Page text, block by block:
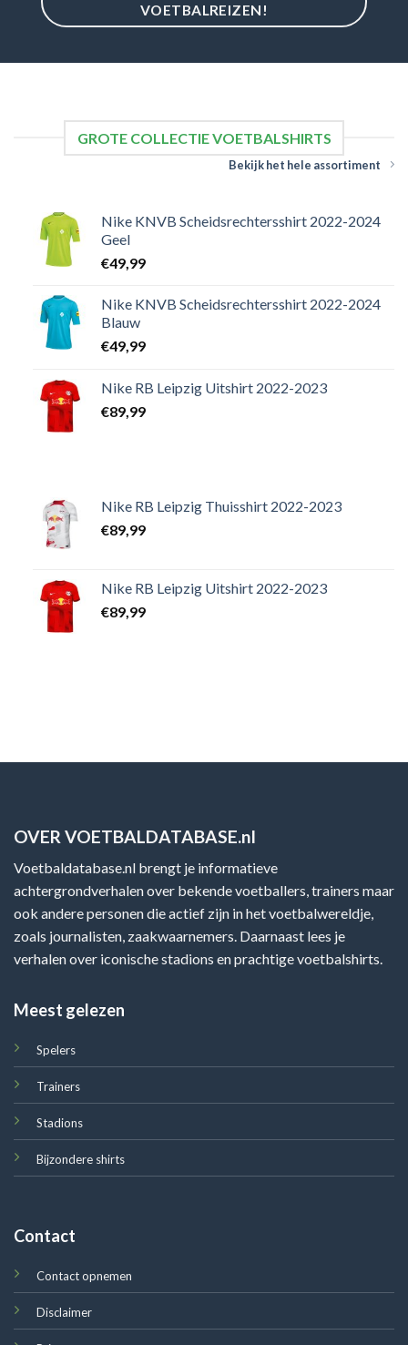
VOETBALREIZEN!
GROTE COLLECTIE VOETBALSHIRTS
Bekijk het hele assortiment
Nike KNVB Scheidsrechtersshirt 2022-2024
Geel
€49,99
Nike KNVB Scheidsrechtersshirt 2022-2024
Blauw
€49,99
Nike RB Leipzig Uitshirt 2022-2023
€89,99
Nike RB Leipzig Thuisshirt 2022-2023
€89,99
Nike RB Leipzig Uitshirt 2022-2023
€89,99
OVER VOETBALDATABASE.nl
Voetbaldatabase.nl brengt je informatieve
achtergrondverhalen over bekende voetballers, trainers maar
ook andere personen die actief zijn in het voetbalwereldje,
zoals journalisten, zaakwaarnemers. Daarnaast lees je
verhalen over iconische stadions en prachtige voetbalshirts.
Meest gelezen
Spelers
Trainers
Stadions
Bijzondere shirts
Contact
Contact opnemen
Disclaimer